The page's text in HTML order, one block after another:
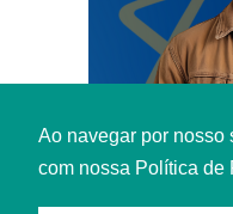
Ao navegar por nosso
com nossa Política de